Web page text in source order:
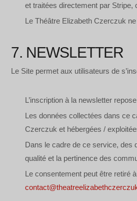
et traitées directement par Stripe,
Le Théâtre Elizabeth Czerczuk
7. NEWSLETTER
Le Site permet aux utilisateurs de
L’inscription à la newsletter
Les données collectées dans ce
Czerczuk et hébergées /
Dans le cadre de ce service, des
qualité et la pertinence des
Le consentement peut être retiré